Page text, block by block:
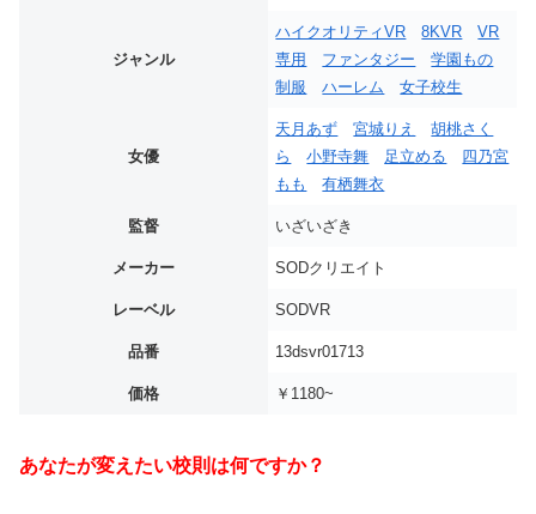
ジャンル
ハイクオリティVR 8KVR
VR
専用
ファンタジー
学園もの
制服
ハーレム 女子校生
女優
天月あず 宮城りえ
胡桃さく
ら
小野寺舞 足立める
四乃宮
もも
有栖舞衣
監督 いざいざき
メーカー SODクリエイト
レーベル SODVR
品番 13dsvr01713
価格 ￥1180~
あなたが変えたい校則は何ですか？